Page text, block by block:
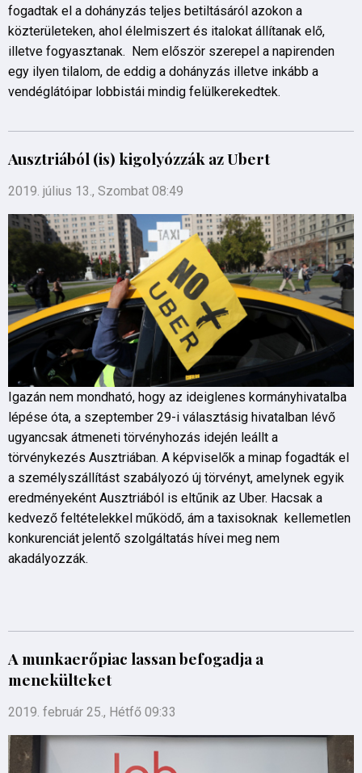
fogadtak el a dohányzás teljes betiltásáról azokon a
közterületeken, ahol élelmiszert és italokat állítanak elő,
illetve fogyasztanak. Nem először szerepel a napirenden
egy ilyen tilalom, de eddig a dohányzás illetve inkább a
vendéglátóipar lobbistái mindig felülkerekedtek.
Ausztriából (is) kigolyózzák az Ubert
2019. július 13., Szombat 08:49
Igazán nem mondható, hogy az ideiglenes kormányhivatalba
lépése óta, a szeptember 29-i választásig hivatalban lévő
ugyancsak átmeneti törvényhozás idején leállt a
törvénykezés Ausztriában. A képviselők a minap fogadták el
a személyszállítást szabályozó új törvényt, amelynek egyik
eredményeként Ausztriából is eltűnik az Uber. Hacsak a
kedvező feltételekkel működő, ám a taxisoknak kellemetlen
konkurenciát jelentő szolgáltatás hívei meg nem
akadályozzák.
A munkaerőpiac lassan befogadja a
menekülteket
2019. február 25., Hétfő 09:33